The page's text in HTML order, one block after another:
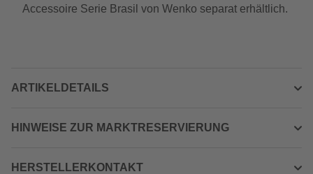
Accessoire Serie Brasil von Wenko separat erhältlich.
ARTIKELDETAILS
HINWEISE ZUR MARKTRESERVIERUNG
HERSTELLERKONTAKT